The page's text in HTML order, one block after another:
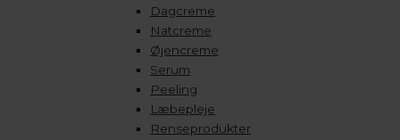
Dagcreme
Natcreme
Øjencreme
Serum
Peeling
Læbepleje
Renseprodukter